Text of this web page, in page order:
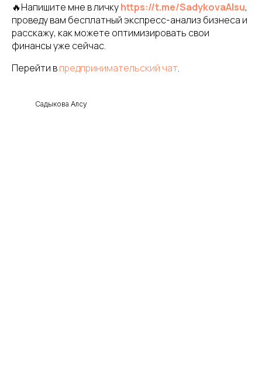
🔥Напишите мне в личкуhttps://t.me/SadykovaAlsu,
проведу вам бесплатный экспресс-анализ бизнеса и
расскажу, как можете оптимизировать свои
финансы уже сейчас.
Перейти впредпринимательский чат.
Садыкова Алсу